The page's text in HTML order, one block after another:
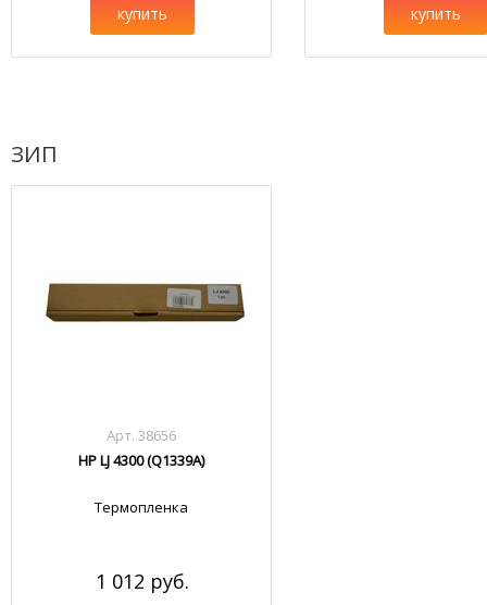
купить купить
ЗИП
Арт. 38656
HP LJ 4300 (Q1339A)
Термопленка
1 012 руб.